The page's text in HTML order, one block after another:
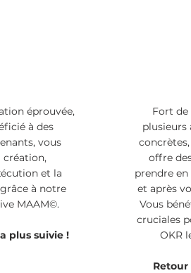
éprouvée,
à des
vous
création,
et la
à notre
MAAM©.
plus suivie !
Fort de
plusieurs
offre
prendre
et après
Vous
cruciales
OKR